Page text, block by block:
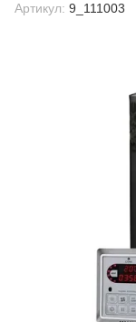
Артикул: 9_111003